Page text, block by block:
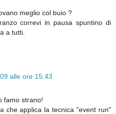
meglio col buio ?
correvi in pausa spuntino di
a tutti.
alle ore 15:43
famo strano!
che applica la tecnica "event run"